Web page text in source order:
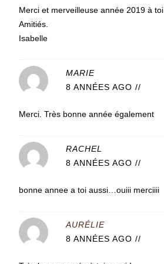
Merci et merveilleuse année 2019 à toi .
Amitiés.
Isabelle
MARIE
8 ANNÉES AGO //
Merci. Très bonne année également
RACHEL
8 ANNÉES AGO //
bonne annee a toi aussi…ouiii merciiii
AURÉLIE
8 ANNÉES AGO //